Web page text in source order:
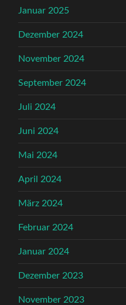
Januar 2025
Dezember 2024
November 2024
September 2024
Juli 2024
Juni 2024
Mai 2024
April 2024
März 2024
Februar 2024
Januar 2024
Dezember 2023
November 2023